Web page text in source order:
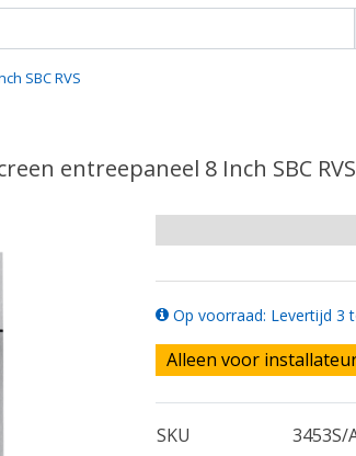
SBC RVS
entreepaneel 8 Inch SBC RVS
Op voorraad: Levertijd 3
Alleen voor
SKU
3453S/